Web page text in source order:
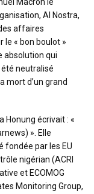
Al Nostra,
affaires
le « bon boulot »
absolution qui
neutralisé
mort d’un grand
Honung écrivait : «
». Elle
fondée par les EU
nigérian (ACRI
et ECOMOG
Monitoring Group,